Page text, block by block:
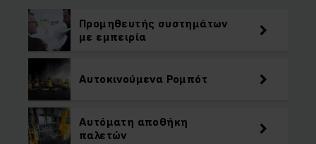
Προμηθευτής συστημάτων
με εμπειρία
Αυτοκινούμενα Ρομπότ
Αυτόματη αποθήκη
παλετών